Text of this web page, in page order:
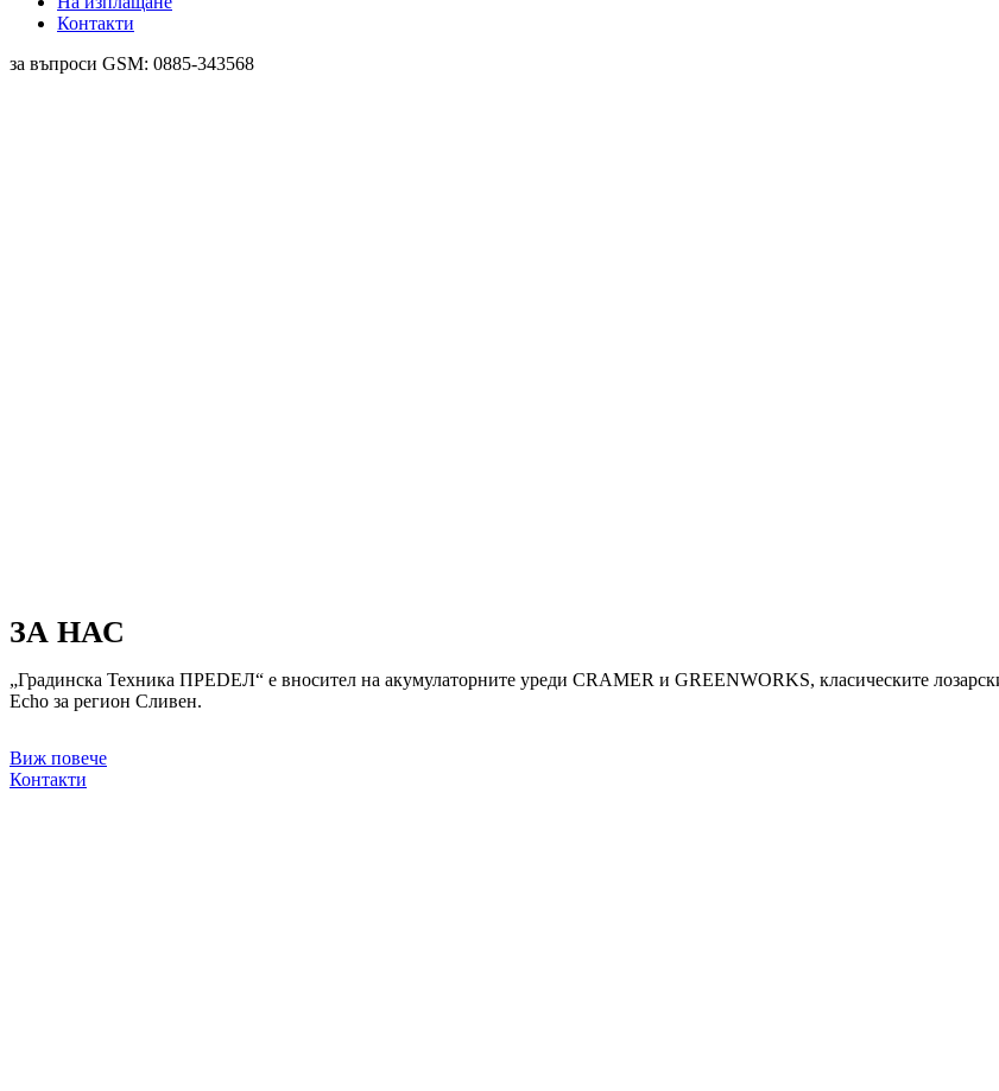
Контакти
за въпроси GSM: 0885-343568
ЗА НАС
„Градинска Техника ПРЕDЕЛ“ е вносител на акумулаторните уреди CRAMER и GREENWORKS, класическите
Echo за регион Сливен.
Виж повече
Контакти